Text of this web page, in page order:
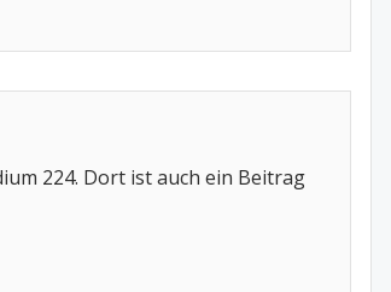
224. Dort ist auch ein Beitrag